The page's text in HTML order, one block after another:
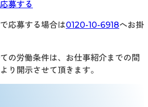
募する
応募する場合は0120-10-6918へお掛
の労働条件は、お仕事紹介までの間
り開示させて頂きます。